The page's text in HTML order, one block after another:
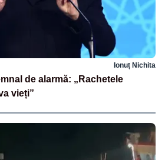
Ionuț Nichita
de alarmă: „Rachetele
vieți”